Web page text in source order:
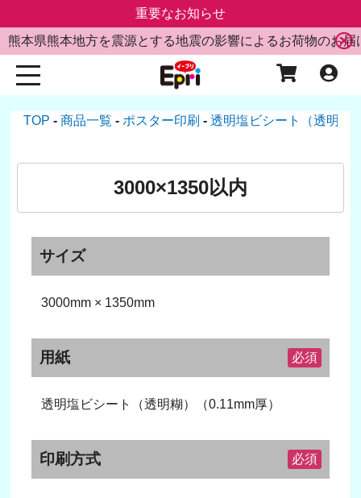
重要なお知らせ
熊本県熊本地方を震源とする地震の影響によるお荷物のお届
TOP 商品一覧 ポスター印刷 透明塩ビシート（透明糊
3000×1350以内
サイズ
3000mm × 1350mm
用紙 必須
透明塩ビシート（透明糊）（0.11mm厚）
印刷方式 必須